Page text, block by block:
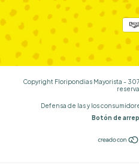
Copyright Floripondias Mayorista -
Defensa de las y los
Botón de